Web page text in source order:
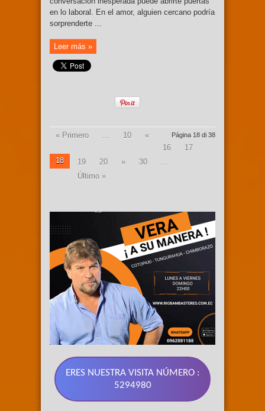
en lo laboral. En el amor, alguien cercano podría
sorprenderte ...
Leer más »
Página 18 di 38
« Primero ... 10
«
16
17
18
19 20 » 30
...
Último »
ERES NUESTRA VISITA NÚMERO :
5294980